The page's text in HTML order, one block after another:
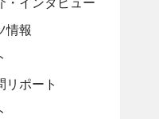
情報
リポート